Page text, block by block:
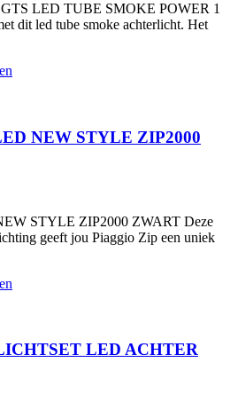
LED TUBE SMOKE POWER 1
dit led tube smoke achterlicht. Het
NEW STYLE ZIP2000
STYLE ZIP2000 ZWART Deze
geeft jou Piaggio Zip een uniek
LED ACHTER